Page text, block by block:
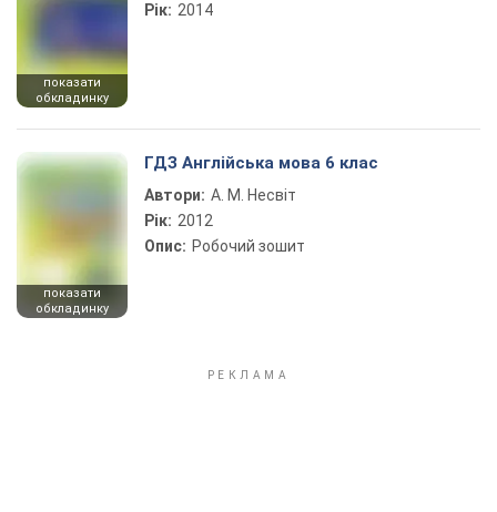
показати
обкладинку
Рік: 2014
показати
обкладинку
ГДЗ Англійська мова 6 клас
Автори: А. М. Несвіт
Рік: 2012
Опис: Робочий зошит